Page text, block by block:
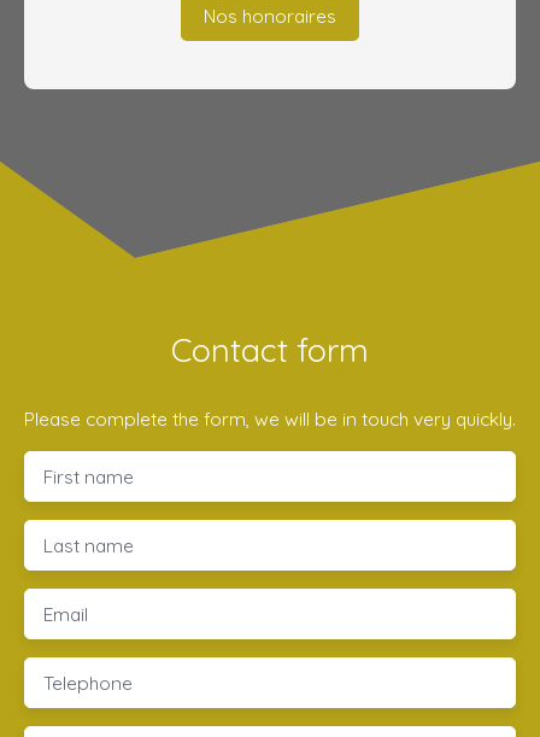
Nos honoraires
Contact form
Please complete the form, we will be in touch very quickly.
First name
Last name
Email
Telephone